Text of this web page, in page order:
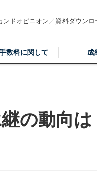
ンドオピニオン 資料ダウンロ
数料に関して 成
の動向は